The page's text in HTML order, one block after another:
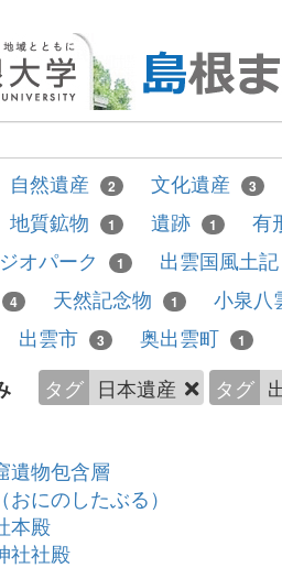
自然遺産 2 文化遺産 3
地質鉱物 1 遺跡 1
有
ジオパーク 1
出雲国風土
4 天然記念物 1
小泉
出雲市 3 奥出雲町 1
タグ 日本遺産 タグ
遺物包含層
おにのしたぶる）
本殿
社社殿